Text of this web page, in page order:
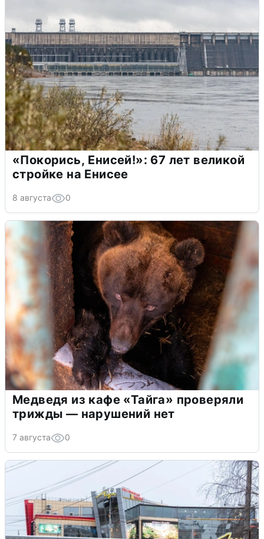
«Покорись, Енисей!»: 67 лет великой
стройке на Енисее
8 августа 0
Медведя из кафе «Тайга» проверяли
трижды — нарушений нет
7 августа 0